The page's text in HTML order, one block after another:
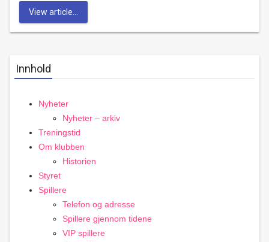
View article...
Innhold
Nyheter
Nyheter – arkiv
Treningstid
Om klubben
Historien
Styret
Spillere
Telefon og adresse
Spillere gjennom tidene
VIP spillere